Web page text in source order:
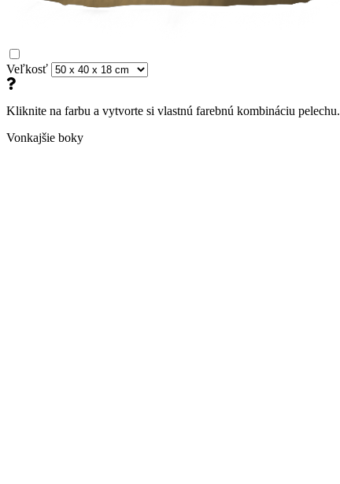
Veľkosť
Kliknite na farbu a vytvorte si vlastnú farebnú kombináciu pelechu.
Vonkajšie boky